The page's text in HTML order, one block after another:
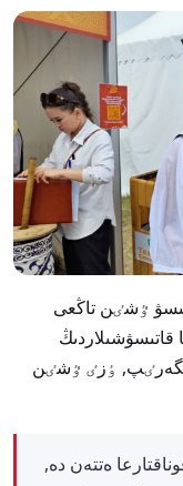
ٷشٸن تاڭعى
قاتىسۋشىلاردىڭ
ٷلگەرٸپ, ٶزٸ ٷشٸن
ەتتەن دە,